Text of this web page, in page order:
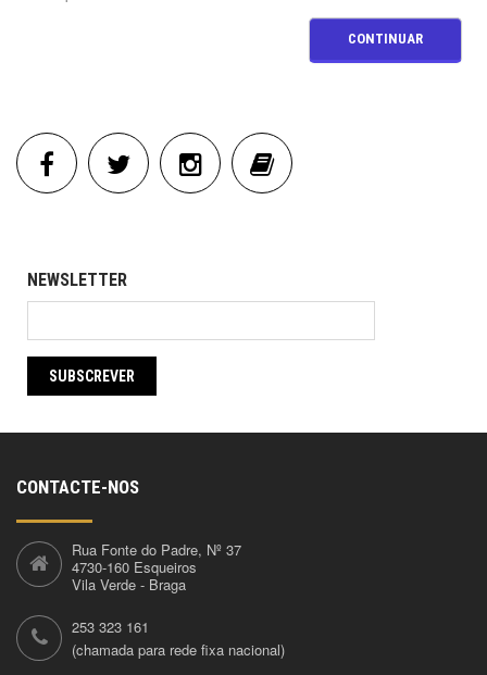
CONTINUAR
NEWSLETTER
SUBSCREVER
CONTACTE-NOS
Rua Fonte do Padre, Nº 37
4730-160 Esqueiros
Vila Verde - Braga
253 323 161
(chamada para rede fixa nacional)